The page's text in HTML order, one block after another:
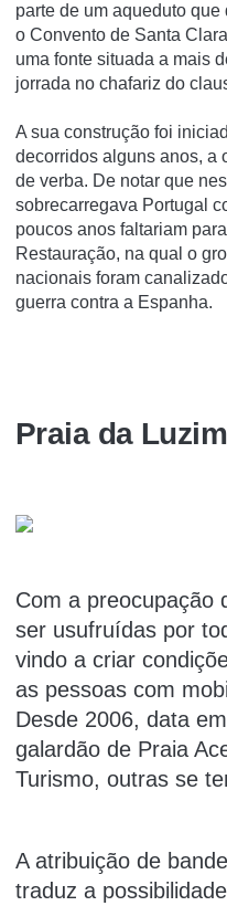
parte de um aqueduto
o Convento de Santa
uma fonte situada a mais
jorrada no chafariz do
A sua construção foi
decorridos alguns anos, a
de verba. De notar que
sobrecarregava Portugal
poucos anos faltariam
Restauração, na qual o
nacionais foram
guerra contra a Espanha.
Praia da
Com a preocupação
ser usufruídas por
vindo a criar
as pessoas com
Desde 2006, data
galardão de Praia
Turismo, outras se
A atribuição de
traduz a